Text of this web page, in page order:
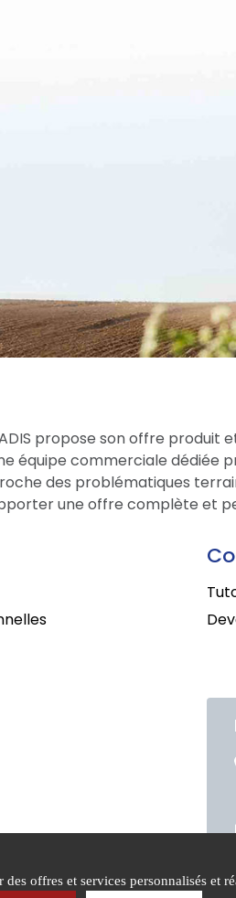
propose son offre produit
équipe commerciale dédiée
des problématiques
une offre complète et
Mentions
offres et services personnalisés et